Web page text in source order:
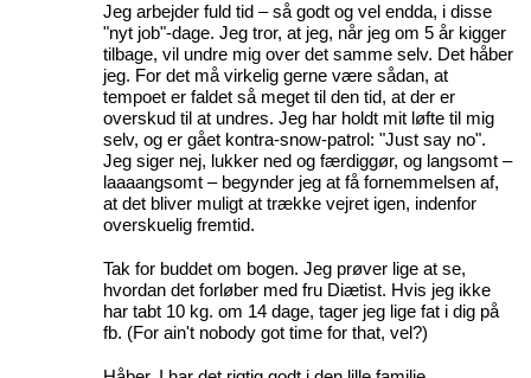
Jeg arbejder fuld tid – så godt og vel endda, i disse
"nyt job"-dage. Jeg tror, at jeg, når jeg om 5 år kigger
tilbage, vil undre mig over det samme selv. Det håber
jeg. For det må virkelig gerne være sådan, at
tempoet er faldet så meget til den tid, at der er
overskud til at undres. Jeg har holdt mit løfte til mig
selv, og er gået kontra-snow-patrol: "Just say no".
Jeg siger nej, lukker ned og færdiggør, og langsomt –
laaaangsomt – begynder jeg at få fornemmelsen af,
at det bliver muligt at trække vejret igen, indenfor
overskuelig fremtid.
Tak for buddet om bogen. Jeg prøver lige at se,
hvordan det forløber med fru Diætist. Hvis jeg ikke
har tabt 10 kg. om 14 dage, tager jeg lige fat i dig på
fb. (For ain't nobody got time for that, vel?)